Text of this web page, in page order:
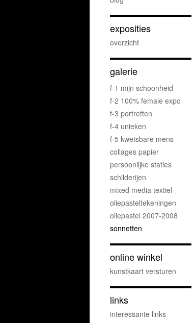
exposities
overzicht
galerie
f-1 mijn schoonheid
f-2 100% female expo
f-3 portretten
f-4 unieken
f-5 kwetsbare mens
collages papier
persoonlijke staties
schilderijen
mixed media textiel
oliepasteltekeningen
oliepastel 2007-2008
sonnetten
online winkel
kunstkaart versturen
links
interessante links